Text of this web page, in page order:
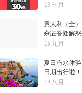
13 三月
意大利（全
杂症答疑解惑
16 九月
夏日潜水体
日期出行啦！
19 八月